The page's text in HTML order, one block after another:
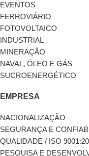
EVENTOS
FERROVIÁRIO
FOTOVOLTAICO
INDUSTRIAL
MINERAÇÃO
NAVAL, ÓLEO E GÁS
SUCROENERGÉTICO
EMPRESA
NACIONALIZAÇÃO
SEGURANÇA E
QUALIDADE / ISO
PESQUISA E